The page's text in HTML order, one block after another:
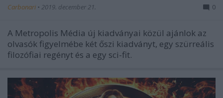
Carbonari • 2019. december 21. 0
A Metropolis Média új kiadványai közül ajánlok az
olvasók figyelmébe két őszi kiadványt, egy szürreális
filozófiai regényt és a egy sci-fit.